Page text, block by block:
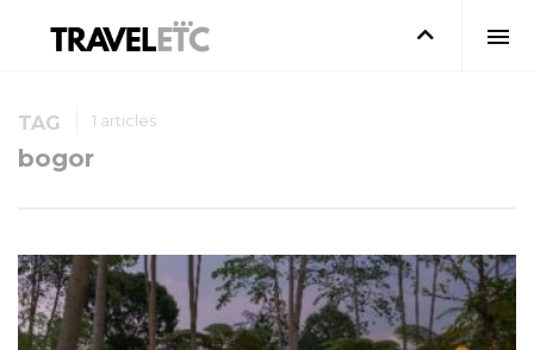
TAG 1 articles
bogor